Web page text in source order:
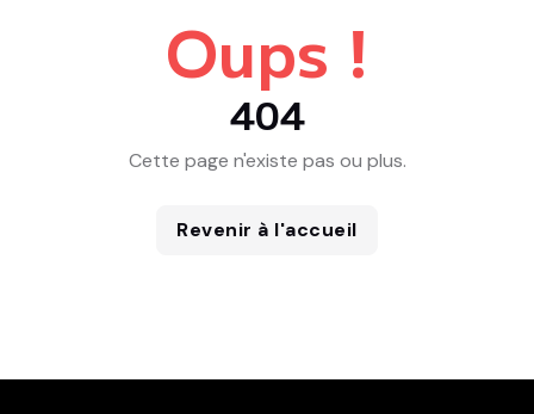
Oups !
404
Cette page n'existe pas ou plus.
Revenir à l'accueil